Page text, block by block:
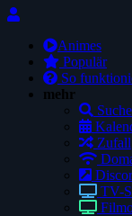
Animes
Populär
So
mehr
Suche
Zufall
TV-